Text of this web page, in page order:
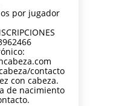
por jugador
contacto
con cabeza.
de nacimiento